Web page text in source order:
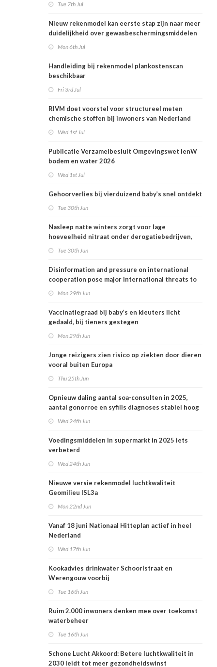
Tue 7th Jul
Nieuw rekenmodel kan eerste stap zijn naar meer
duidelijkheid over gewasbeschermingsmiddelen
Mon 6th Jul
Handleiding bij rekenmodel plankostenscan
beschikbaar
Fri 3rd Jul
RIVM doet voorstel voor structureel meten
chemische stoffen bij inwoners van Nederland
Wed 1st Jul
Publicatie Verzamelbesluit Omgevingswet IenW
bodem en water 2026
Wed 1st Jul
Gehoorverlies bij vierduizend baby’s snel ontdekt
Tue 30th Jun
Nasleep natte winters zorgt voor lage
hoeveelheid nitraat onder derogatiebedrijven,
Tue 30th Jun
Disinformation and pressure on international
cooperation pose major international threats to
Mon 29th Jun
Vaccinatiegraad bij baby’s en kleuters licht
gedaald, bij tieners gestegen
Mon 29th Jun
Jonge reizigers zien risico op ziekten door dieren
vooral buiten Europa
Thu 25th Jun
Opnieuw daling aantal soa-consulten in 2025,
aantal gonorroe en syfilis diagnoses stabiel hoog
Wed 24th Jun
Voedingsmiddelen in supermarkt in 2025 iets
verbeterd
Wed 24th Jun
Nieuwe versie rekenmodel luchtkwaliteit
Geomilieu ISL3a
Mon 22nd Jun
Vanaf 18 juni Nationaal Hitteplan actief in heel
Nederland
Wed 17th Jun
Kookadvies drinkwater Schoorlstraat en
Werengouw voorbij
Tue 16th Jun
Ruim 2.000 inwoners denken mee over toekomst
waterbeheer
Tue 16th Jun
Schone Lucht Akkoord: Betere luchtkwaliteit in
2030 leidt tot meer gezondheidswinst